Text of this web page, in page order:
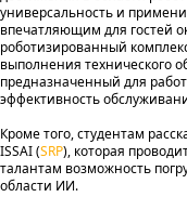
универсальность и
впечатляющим для гостей
роботизированный
выполнения технического
предназначенный для
эффективность
Кроме того, студентам
ISSAI (SRP), которая
талантам возможность
области ИИ.